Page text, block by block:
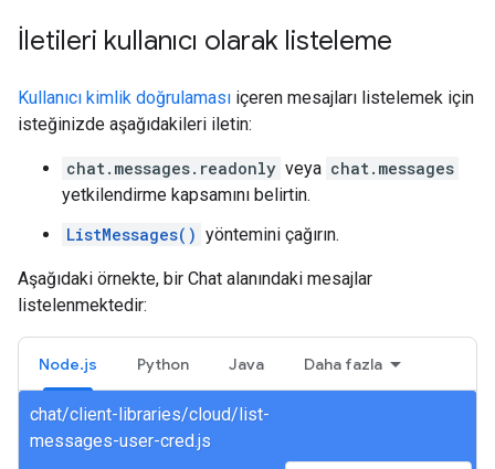
İletileri kullanıcı olarak listeleme
Kullanıcı kimlik doğrulaması içeren mesajları listelemek için
isteğinizde aşağıdakileri iletin:
chat.messages.readonly veya chat.messages
yetkilendirme kapsamını belirtin.
ListMessages() yöntemini çağırın.
Aşağıdaki örnekte, bir Chat alanındaki mesajlar
listelenmektedir:
Node.js Python Java Daha fazla
chat/client-libraries/cloud/list-
messages-user-cred.js